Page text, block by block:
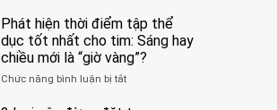
ăn
nhiều
có
thể
hại
tác
hại
của
1
kiểu
đàn
ông
phát
hiện
mắc
Phát hiện thời điểm tập thể
dục tốt nhất cho tim: Sáng hay
chiều mới là “giờ vàng”?
Chức năng bình luận bị tắtở